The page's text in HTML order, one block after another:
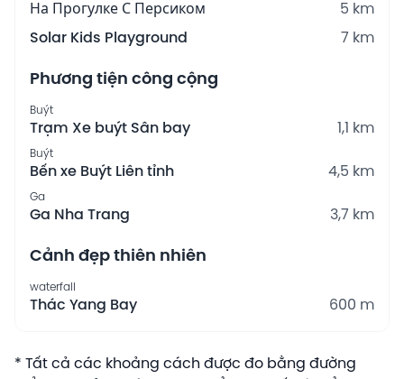
На Прогулке С Персиком
5 km
Solar Kids Playground
7 km
Phương tiện công cộng
Buýt
Trạm Xe buýt Sân bay 1,1 km
Buýt
Bến xe Buýt Liên tỉnh 4,5 km
Ga
Ga Nha Trang 3,7 km
Cảnh đẹp thiên nhiên
waterfall
Thác Yang Bay 600 m
* Tất cả các khoảng cách được đo bằng đường